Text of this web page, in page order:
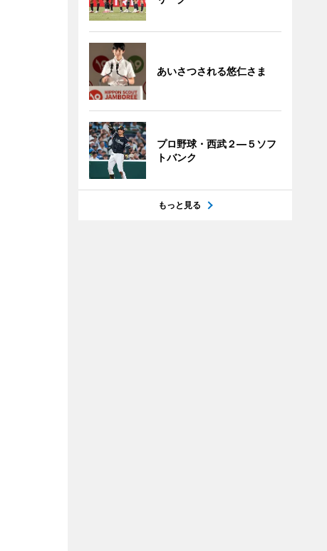
あいさつされる悠仁さま
プロ野球・西武２―５ソフ
トバンク
もっと見る